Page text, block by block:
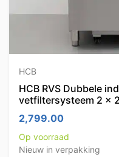
HCB
HCB RVS Dubbele
vetfiltersysteem 2 x
2,799.00
Op voorraad
Nieuw in verpakking